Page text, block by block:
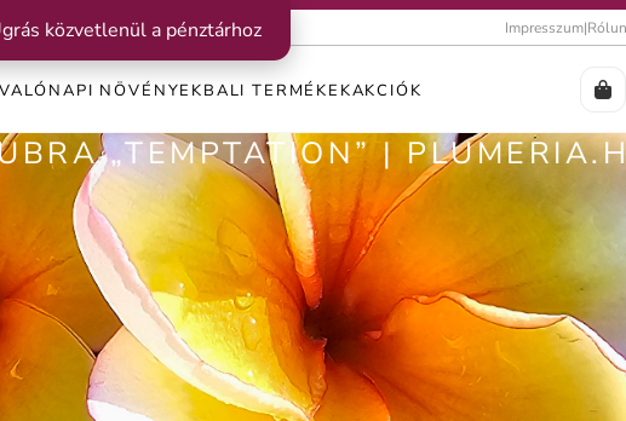
Impresszum|
NAPI NÖVÉNYEKBALI TERMÉKEKAKCIÓK
„TEMPTATION” |
közvetlenül a pénztárhoz